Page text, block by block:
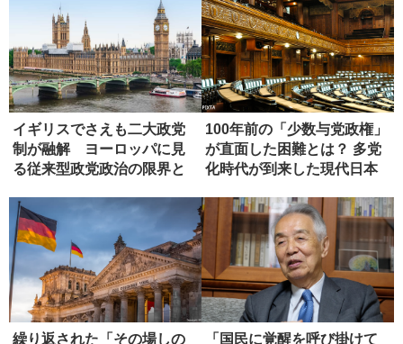
イギリスでさえも二大政党
制が融解 ヨーロッパに見
る従来型政党政治の限界と
100年前の「少数与党政権」
が直面した困難とは？ 多党
化時代が到来した現代日本
繰り返された「その場しの 「国民に覚醒を呼び掛けて